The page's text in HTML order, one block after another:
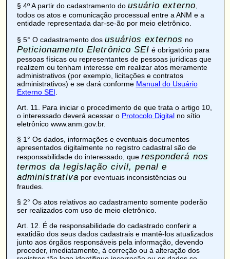
§ 4º A partir do cadastramento do usuário externo,
todos os atos e comunicação processual entre a ANM e a
entidade representada dar-se-ão por meio eletrônico.
§ 5° O cadastramento dos usuários externos no
Peticionamento Eletrônico SEI é obrigatório para
pessoas físicas ou representantes de pessoas jurídicas que
realizem ou tenham interesse em realizar atos meramente
administrativos (por exemplo, licitações e contratos
administrativos) e se dará conforme Manual do Usuário
Externo SEI.
Art. 11. Para iniciar o procedimento de que trata o artigo 10,
o interessado deverá acessar o Protocolo Digitalno sítio
eletrônico www.anm.gov.br.
§ 1° Os dados, informações e eventuais documentos
apresentados digitalmente no registro cadastral são de
responsabilidade do interessado, que responderá nos
termos da legislação civil, penal e
administrativa por eventuais inconsistências ou
fraudes.
§ 2° Os atos relativos ao cadastramento somente poderão
ser realizados com uso de meio eletrônico.
Art. 12. É de responsabilidade do cadastrado conferir a
exatidão dos seus dados cadastrais e mantê-los atualizados
junto aos órgãos responsáveis pela informação, devendo
proceder, imediatamente, à correção ou à alteração dos